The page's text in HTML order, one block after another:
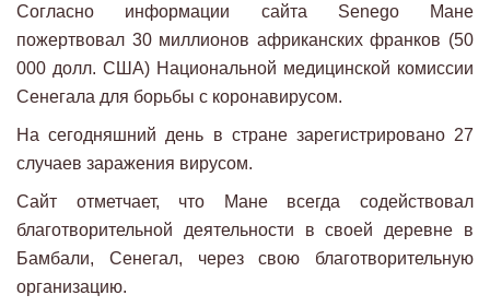
Согласно информации сайта Senego Мане
пожертвовал 30 миллионов африканских франков (50
000 долл. США) Национальной медицинской комиссии
Сенегала для борьбы с коронавирусом.
На сегодняшний день в стране зарегистрировано 27
случаев заражения вирусом.
Сайт отметчает, что Мане всегда содействовал
благотворительной деятельности в своей деревне в
Бамбали, Сенегал, через свою благотворительную
организацию.